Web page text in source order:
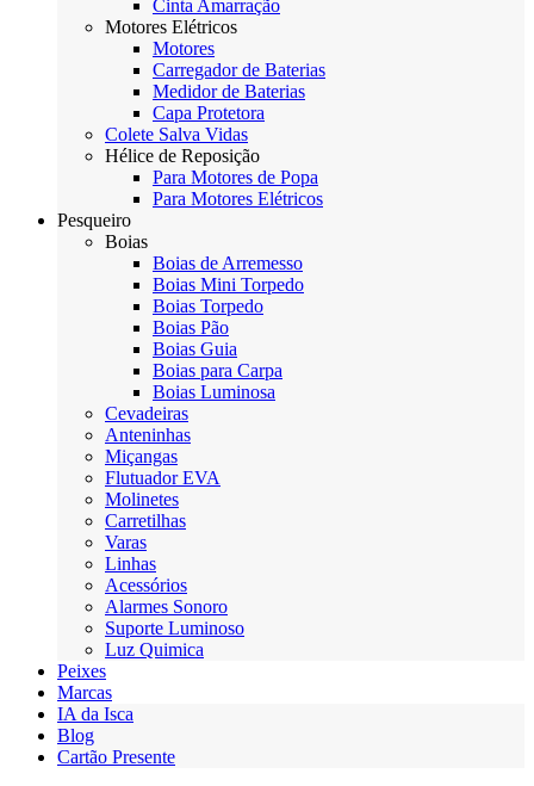
Cinta Amarração
Motores Elétricos
Motores
Carregador de Baterias
Medidor de Baterias
Capa Protetora
Colete Salva Vidas
Hélice de Reposição
Para Motores de Popa
Para Motores Elétricos
Pesqueiro
Boias
Boias de Arremesso
Boias Mini Torpedo
Boias Torpedo
Boias Pão
Boias Guia
Boias para Carpa
Boias Luminosa
Cevadeiras
Anteninhas
Miçangas
Flutuador EVA
Molinetes
Carretilhas
Varas
Linhas
Acessórios
Alarmes Sonoro
Suporte Luminoso
Luz Quimica
Peixes
Marcas
IA da Isca
Blog
Cartão Presente